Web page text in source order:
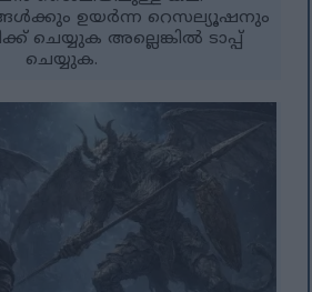
ഉയർന്ന റെസല്യൂഷനും
ചെയ്യുക അല്ലെങ്കിൽ ടാപ്പ്
ചെയ്യുക.